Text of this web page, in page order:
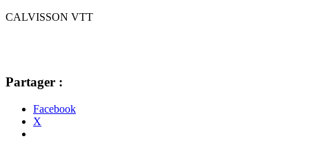
CALVISSON VTT
Partager :
Facebook
X